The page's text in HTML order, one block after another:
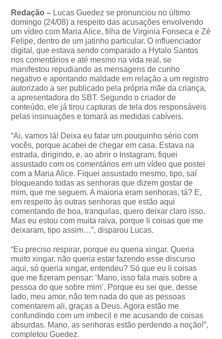
Redação – Lucas Guedez se pronunciou no último
domingo (24/08) a respeito das acusações envolvendo
um vídeo com Maria Alice, filha de Virginia Fonseca e Zé
Felipe, dentro de um jatinho particular. O influenciador
digital, que estava sendo comparado a Hytalo Santos
nos comentários e até mesmo na vida real, se
manifestou repudiando as mensagens de cunho
negativo e apontando maldade em relação a um registro
autorizado a ser publicado pela própria mãe da criança,
a apresentadora do SBT. Segundo o criador de
conteúdo, ele já tirou capturas de tela dos responsáveis
pelas insinuações e tomará as medidas cabíveis.
“Ai, vamos lá! Deixa eu falar um pouquinho sério com
vocês, porque acabei de chegar em casa. Estava na
estrada, dirigindo, e, ao abrir o Instagram, fiquei
assustado com os comentários em um vídeo que postei
com a Maria Alice. Fiquei assustado mesmo, tipo, saí
bloqueando todas as senhoras que dizem gostar de
mim, que me seguem. A maioria eram senhoras, tá? E,
em respeito às outras senhoras que estão aqui
comentando de boa, tranquilas, quero deixar claro isso.
Mas eu estou com muita raiva, porque li coisas que me
deixaram, tipo assim…”, disparou Lucas.
“Eu preciso respirar, porque eu queria xingar. Queria
muito xingar, não queria estar fazendo esse discurso
aqui, só queria xingar, entendeu? Só que eu li coisas
que me fizeram pensar: ‘Mano, isso fala mais sobre a
pessoa do que sobre mim’. Porque eu sei que, desse
lado, meu amor, não tem nada do que as pessoas
comentarem ali, graças a Deus. Agora estão me
confundindo com um imbecil e me acusando de coisas
absurdas. Mano, as senhoras estão perdendo a noção!”,
completou Guedez.